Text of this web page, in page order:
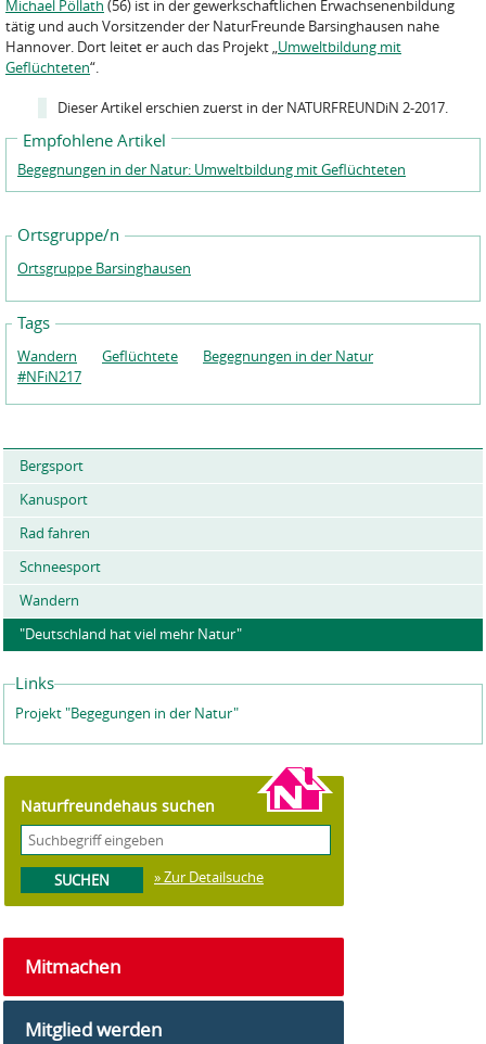
Michael Pöllath (56) ist in der gewerkschaftlichen Erwachsenenbildung
tätig und auch Vorsitzender der NaturFreunde Barsinghausen nahe
Hannover. Dort leitet er auch das Projekt „Umweltbildung mit
Geflüchteten“.
Dieser Artikel erschien zuerst in der NATURFREUNDiN 2-2017.
Empfohlene Artikel
Begegnungen in der Natur: Umweltbildung mit Geflüchteten
Ortsgruppe/n
Ortsgruppe Barsinghausen
Tags
Wandern Geflüchtete
Begegnungen in der Natur
#NFiN217
Bergsport
Kanusport
Rad fahren
Schneesport
Wandern
"Deutschland hat viel mehr Natur"
Links
Projekt "Begegungen in der Natur"
Naturfreundehaus suchen
» Zur Detailsuche
Mitmachen
Mitglied werden